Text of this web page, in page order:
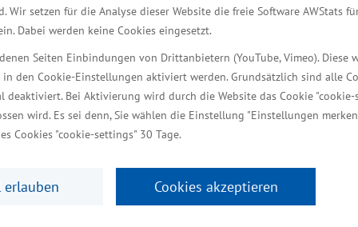
Wir setzen für die Analyse dieser Website die freie Software AWStats
Dabei werden keine Cookies eingesetzt.
Seiten Einbindungen von Drittanbietern (YouTube, Vimeo). Diese
in den Cookie-Einstellungen aktiviert werden. Grundsätzlich sind alle
Bei Aktivierung wird durch die Website das Cookie "cookie-
wird. Es sei denn, Sie wählen die Einstellung "Einstellungen
Cookies "cookie-settings" 30 Tage.
erlauben Cookies akzeptieren
Tourismus und Arbeit, hat heute am
Zuwendungsbescheide zur Stärkung der
Ostseebad Zinnowitz sowie des
ist Grundvoraussetzung für
wo Mobilität und Aufenthaltsqualität eng